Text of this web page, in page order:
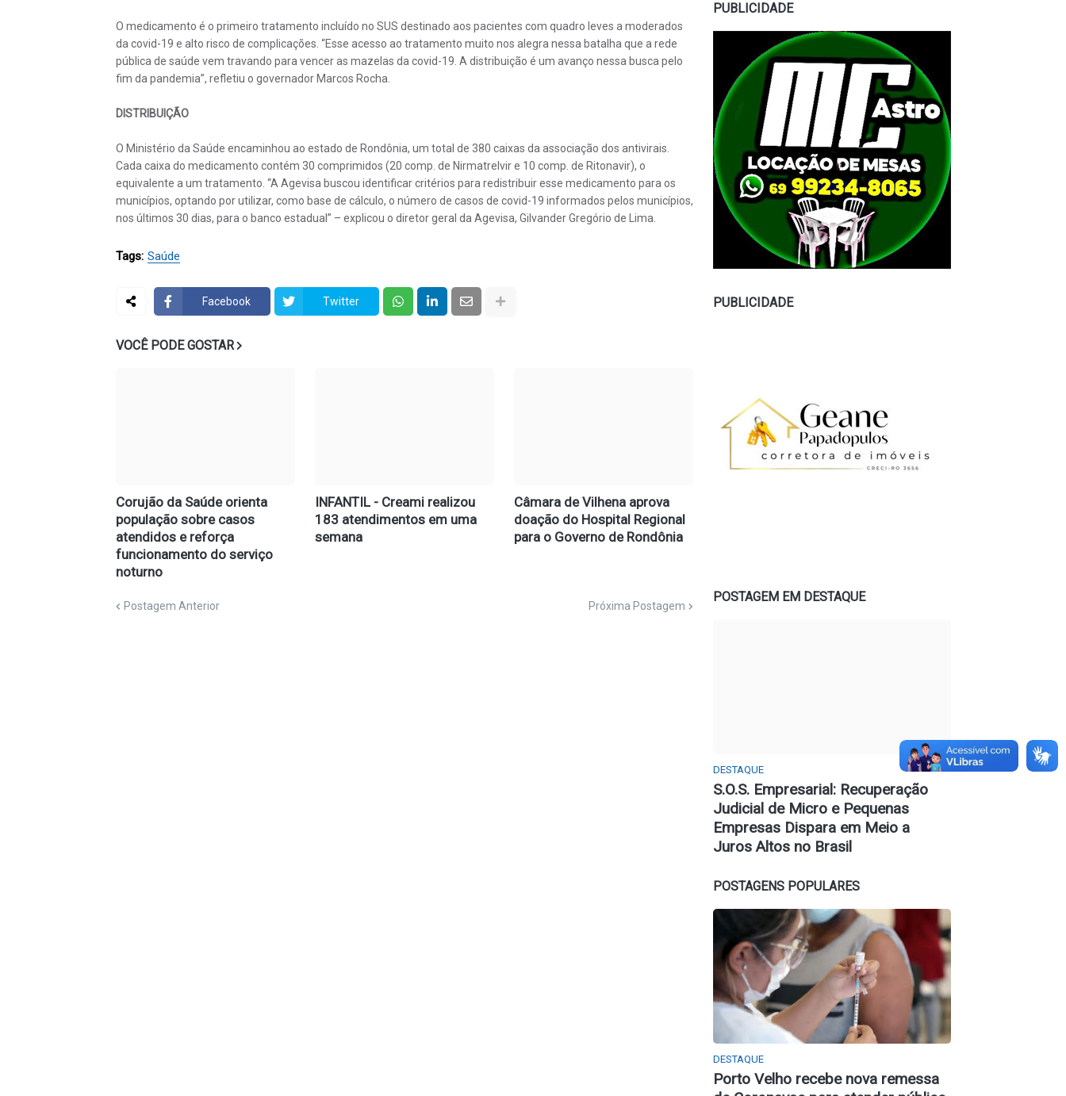
O medicamento é o primeiro tratamento incluído no SUS destinado aos pacientes com quadro leves a moderados
da covid-19 e alto risco de complicações. “Esse acesso ao tratamento muito nos alegra nessa batalha que a rede
pública de saúde vem travando para vencer as mazelas da covid-19. A distribuição é um avanço nessa busca pelo
fim da pandemia”, refletiu o governador Marcos Rocha.
DISTRIBUIÇÃO
O Ministério da Saúde encaminhou ao estado de Rondônia, um total de 380 caixas da associação dos antivirais.
Cada caixa do medicamento contém 30 comprimidos (20 comp. de Nirmatrelvir e 10 comp. de Ritonavir), o
equivalente a um tratamento. “A Agevisa buscou identificar critérios para redistribuir esse medicamento para os
municípios, optando por utilizar, como base de cálculo, o número de casos de covid-19 informados pelos municípios,
nos últimos 30 dias, para o banco estadual” – explicou o diretor geral da Agevisa, Gilvander Gregório de Lima.
Tags: Saúde
Facebook Twitter
VOCÊ PODE GOSTAR
Corujão da Saúde orienta
população sobre casos
atendidos e reforça
funcionamento do serviço
noturno
INFANTIL - Creami realizou
183 atendimentos em uma
semana
Câmara de Vilhena aprova
doação do Hospital Regional
para o Governo de Rondônia
Postagem Anterior Próxima Postagem
PUBLICIDADE
PUBLICIDADE
POSTAGEM EM DESTAQUE
DESTAQUE
S.O.S. Empresarial: Recuperação
Judicial de Micro e Pequenas
Empresas Dispara em Meio a
Juros Altos no Brasil
POSTAGENS POPULARES
DESTAQUE
Porto Velho recebe nova remessa